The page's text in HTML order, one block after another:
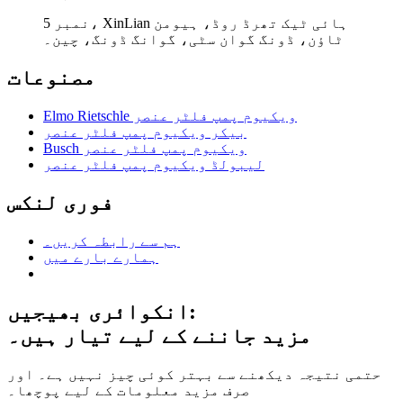
نمبر 5، XinLian ہائی ٹیک تھرڈ روڈ، ہیومن
ٹاؤن، ڈونگ گوان سٹی، گوانگ ڈونگ، چین۔
مصنوعات
Elmo Rietschle ویکیوم پمپ فلٹر عنصر
بیکر ویکیوم پمپ فلٹر عنصر
Busch ویکیوم پمپ فلٹر عنصر
لیبولڈ ویکیوم پمپ فلٹر عنصر
فوری لنکس
ہم سے رابطہ کریں۔
ہمارے بارے میں
انکوائری بھیجیں:
مزید جاننے کے لیے تیار ہیں۔
حتمی نتیجہ دیکھنے سے بہتر کوئی چیز نہیں ہے۔ اور
صرف مزید معلومات کے لیے پوچھا۔